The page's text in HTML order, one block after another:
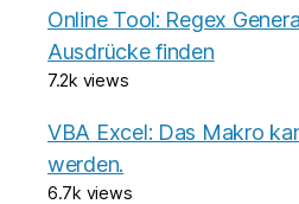
Online Tool: Regex
Ausdrücke finden
7.2k views
VBA Excel: Das Makro
werden.
6.7k views